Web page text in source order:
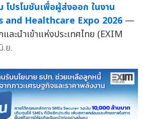
โปรโมชันเพื่อผู้ส่งออก ในงาน
and Healthcare Expo 2026 —
ละนำเข้าแห่งประเทศไทย (EXIM
.ย.